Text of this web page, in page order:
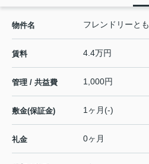
物件名 フレンドリーとも
賃料 4.4万円
管理 / 共益費 1,000円
敷金(保証金) 1ヶ月(-)
礼金 0ヶ月